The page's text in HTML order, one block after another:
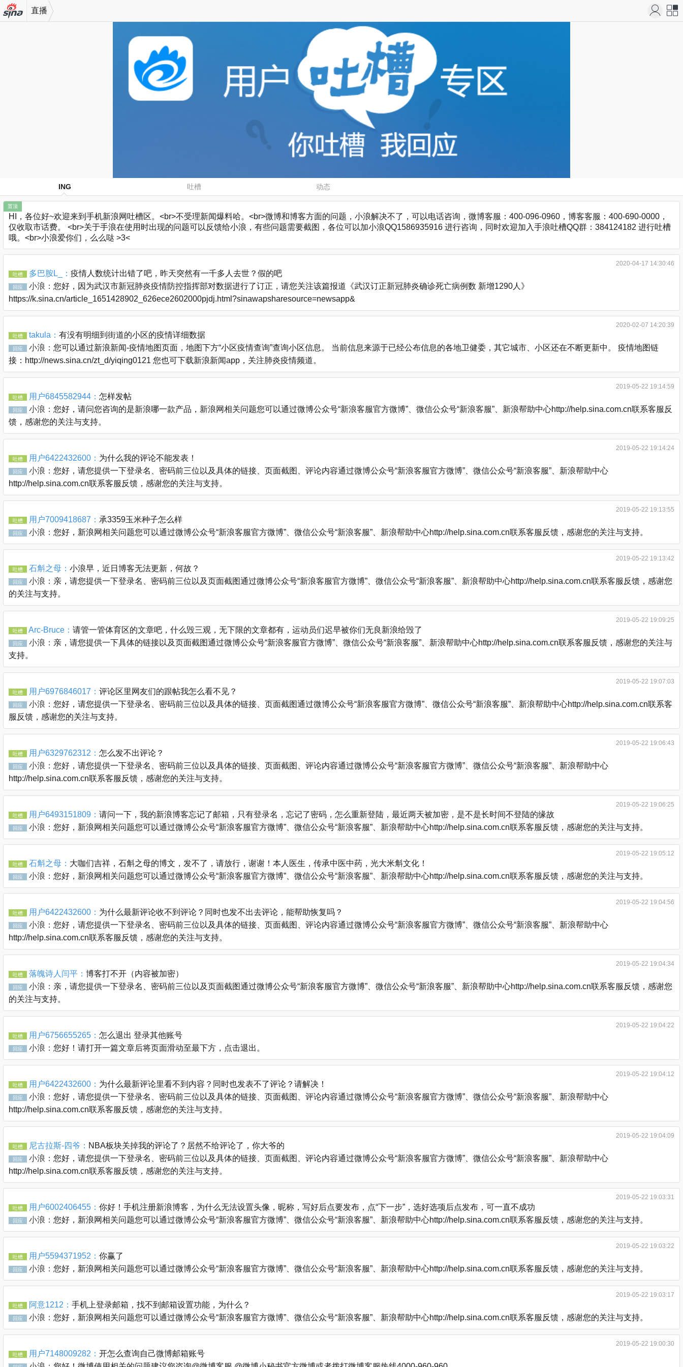
直播
ING 吐槽 动态
置顶
HI，各位好~欢迎来到手机新浪网吐槽区。<br>不受理新闻爆料哈。<br>微博和博客方面的问题，小浪解决不了，可以电话咨询，微博客服：400-096-0960，博客客服：400-690-0000，
仅收取市话费。 <br>关于手浪在使用时出现的问题可以反馈给小浪，有些问题需要截图，各位可以加小浪QQ1586935916 进行咨询，同时欢迎加入手浪吐槽QQ群：384124182 进行吐槽
哦。<br>小浪爱你们，么么哒 >3<
2020-04-17 14:30:46
吐槽 多巴胺L_： 疫情人数统计出错了吧，昨天突然有一千多人去世？假的吧
回应 小浪： 您好，因为武汉市新冠肺炎疫情防控指挥部对数据进行了订正，请您关注该篇报道《武汉订正新冠肺炎确诊死亡病例数 新增1290人》
https://k.sina.cn/article_1651428902_626ece2602000pjdj.html?sinawapsharesource=newsapp&
2020-02-07 14:20:39
吐槽 takula： 有没有明细到街道的小区的疫情详细数据
回应 小浪： 您可以通过新浪新闻-疫情地图页面，地图下方“小区疫情查询”查询小区信息。 当前信息来源于已经公布信息的各地卫健委，其它城市、小区还在不断更新中。 疫情地图链
接：http://news.sina.cn/zt_d/yiqing0121 您也可下载新浪新闻app，关注肺炎疫情频道。
2019-05-22 19:14:59
吐槽 用户6845582944： 怎样发帖
回应 小浪： 您好，请问您咨询的是新浪哪一款产品，新浪网相关问题您可以通过微博公众号“新浪客服官方微博”、微信公众号“新浪客服”、新浪帮助中心http://help.sina.com.cn联系客服反
馈，感谢您的关注与支持。
2019-05-22 19:14:24
吐槽 用户6422432600： 为什么我的评论不能发表！
回应 小浪： 您好，请您提供一下登录名、密码前三位以及具体的链接、页面截图、评论内容通过微博公众号“新浪客服官方微博”、微信公众号“新浪客服”、新浪帮助中心
http://help.sina.com.cn联系客服反馈，感谢您的关注与支持。
2019-05-22 19:13:55
吐槽 用户7009418687： 承3359玉米种子怎么样
回应 小浪： 您好，新浪网相关问题您可以通过微博公众号“新浪客服官方微博”、微信公众号“新浪客服”、新浪帮助中心http://help.sina.com.cn联系客服反馈，感谢您的关注与支持。
2019-05-22 19:13:42
吐槽 石斛之母： 小浪早，近日博客无法更新，何故？
回应 小浪： 亲，请您提供一下登录名、密码前三位以及页面截图通过微博公众号“新浪客服官方微博”、微信公众号“新浪客服”、新浪帮助中心http://help.sina.com.cn联系客服反馈，感谢您
的关注与支持。
2019-05-22 19:09:25
吐槽 Arc-Bruce： 请管一管体育区的文章吧，什么毁三观，无下限的文章都有，运动员们迟早被你们无良新浪给毁了
回应 小浪： 亲，请您提供一下具体的链接以及页面截图通过微博公众号“新浪客服官方微博”、微信公众号“新浪客服”、新浪帮助中心http://help.sina.com.cn联系客服反馈，感谢您的关注与
支持。
2019-05-22 19:07:03
吐槽 用户6976846017： 评论区里网友们的跟帖我怎么看不见？
回应 小浪： 您好，请您提供一下登录名、密码前三位以及具体的链接、页面截图通过微博公众号“新浪客服官方微博”、微信公众号“新浪客服”、新浪帮助中心http://help.sina.com.cn联系客
服反馈，感谢您的关注与支持。
2019-05-22 19:06:43
吐槽 用户6329762312： 怎么发不出评论？
回应 小浪： 您好，请您提供一下登录名、密码前三位以及具体的链接、页面截图、评论内容通过微博公众号“新浪客服官方微博”、微信公众号“新浪客服”、新浪帮助中心
http://help.sina.com.cn联系客服反馈，感谢您的关注与支持。
2019-05-22 19:06:25
吐槽 用户6493151809： 请问一下，我的新浪博客忘记了邮箱，只有登录名，忘记了密码，怎么重新登陆，最近两天被加密，是不是长时间不登陆的缘故
回应 小浪： 您好，新浪网相关问题您可以通过微博公众号“新浪客服官方微博”、微信公众号“新浪客服”、新浪帮助中心http://help.sina.com.cn联系客服反馈，感谢您的关注与支持。
2019-05-22 19:05:12
吐槽 石斛之母： 大咖们吉祥，石斛之母的博文，发不了，请放行，谢谢！本人医生，传承中医中药，光大米斛文化！
回应 小浪： 您好，新浪网相关问题您可以通过微博公众号“新浪客服官方微博”、微信公众号“新浪客服”、新浪帮助中心http://help.sina.com.cn联系客服反馈，感谢您的关注与支持。
2019-05-22 19:04:56
吐槽 用户6422432600： 为什么最新评论收不到评论？同时也发不出去评论，能帮助恢复吗？
回应 小浪： 您好，请您提供一下登录名、密码前三位以及具体的链接、页面截图、评论内容通过微博公众号“新浪客服官方微博”、微信公众号“新浪客服”、新浪帮助中心
http://help.sina.com.cn联系客服反馈，感谢您的关注与支持。
2019-05-22 19:04:34
吐槽 落魄诗人闫平： 博客打不开（内容被加密）
回应 小浪： 亲，请您提供一下登录名、密码前三位以及页面截图通过微博公众号“新浪客服官方微博”、微信公众号“新浪客服”、新浪帮助中心http://help.sina.com.cn联系客服反馈，感谢您
的关注与支持。
2019-05-22 19:04:22
吐槽 用户6756655265： 怎么退出 登录其他账号
回应 小浪： 您好！请打开一篇文章后将页面滑动至最下方，点击退出。
2019-05-22 19:04:12
吐槽 用户6422432600： 为什么最新评论里看不到内容？同时也发表不了评论？请解决！
回应 小浪： 您好，请您提供一下登录名、密码前三位以及具体的链接、页面截图、评论内容通过微博公众号“新浪客服官方微博”、微信公众号“新浪客服”、新浪帮助中心
http://help.sina.com.cn联系客服反馈，感谢您的关注与支持。
2019-05-22 19:04:09
吐槽 尼古拉斯-四爷： NBA板块关掉我的评论了？居然不给评论了，你大爷的
回应 小浪： 您好，请您提供一下登录名、密码前三位以及具体的链接、页面截图、评论内容通过微博公众号“新浪客服官方微博”、微信公众号“新浪客服”、新浪帮助中心
http://help.sina.com.cn联系客服反馈，感谢您的关注与支持。
2019-05-22 19:03:31
吐槽 用户6002406455： 你好！手机注册新浪博客，为什么无法设置头像，昵称，写好后点要发布，点“下一步”，选好选项后点发布，可一直不成功
回应 小浪： 您好，新浪网相关问题您可以通过微博公众号“新浪客服官方微博”、微信公众号“新浪客服”、新浪帮助中心http://help.sina.com.cn联系客服反馈，感谢您的关注与支持。
2019-05-22 19:03:22
吐槽 用户5594371952： 你赢了
回应 小浪： 您好，新浪网相关问题您可以通过微博公众号“新浪客服官方微博”、微信公众号“新浪客服”、新浪帮助中心http://help.sina.com.cn联系客服反馈，感谢您的关注与支持。
2019-05-22 19:03:17
吐槽 阿意1212： 手机上登录邮箱，找不到邮箱设置功能，为什么？
回应 小浪： 您好，新浪网相关问题您可以通过微博公众号“新浪客服官方微博”、微信公众号“新浪客服”、新浪帮助中心http://help.sina.com.cn联系客服反馈，感谢您的关注与支持。
2019-05-22 19:00:30
吐槽 用户7148009282： 开怎么查询自己微博邮箱账号